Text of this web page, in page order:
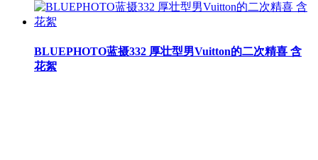
BLUEPHOTO蓝摄332 厚壮型男Vuitton的二次精喜 含
花絮